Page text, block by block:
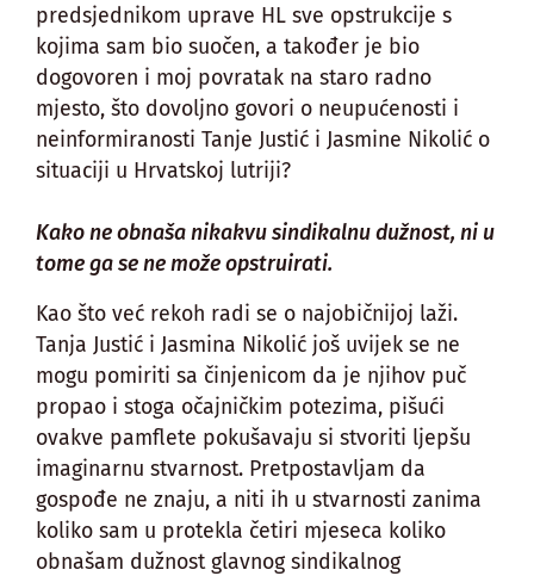
predsjednikom uprave HL sve opstrukcije s
kojima sam bio suočen, a također je bio
dogovoren i moj povratak na staro radno
mjesto, što dovoljno govori o neupućenosti i
neinformiranosti Tanje Justić i Jasmine Nikolić o
situaciji u Hrvatskoj lutriji?
Kako ne obnaša nikakvu sindikalnu dužnost, ni u
tome ga se ne može opstruirati.
Kao što već rekoh radi se o najobičnijoj laži.
Tanja Justić i Jasmina Nikolić još uvijek se ne
mogu pomiriti sa činjenicom da je njihov puč
propao i stoga očajničkim potezima, pišući
ovakve pamflete pokušavaju si stvoriti ljepšu
imaginarnu stvarnost. Pretpostavljam da
gospođe ne znaju, a niti ih u stvarnosti zanima
koliko sam u protekla četiri mjeseca koliko
obnašam dužnost glavnog sindikalnog